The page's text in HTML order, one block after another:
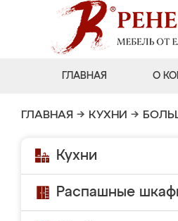
ГЛАВНАЯ О
ГЛАВНАЯ → КУХНИ →
Кухни
Распашные